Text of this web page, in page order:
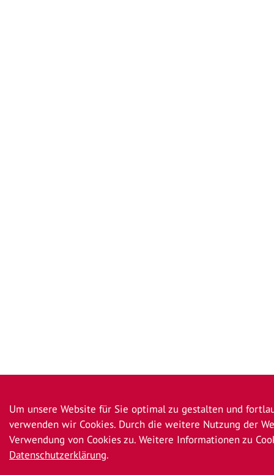
Um unsere Website für Sie optimal zu gestalten und
verwenden wir Cookies. Durch die weitere Nutzung der
Verwendung von Cookies zu. Weitere Informationen zu
Datenschutzerklärung.